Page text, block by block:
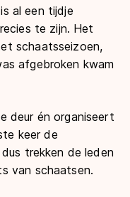
al een tijdje
te zijn. Het
schaatsseizoen,
afgebroken kwam
deur én organiseert
keer de
trekken de leden
van schaatsen.